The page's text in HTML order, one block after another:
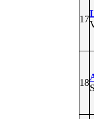
17
18